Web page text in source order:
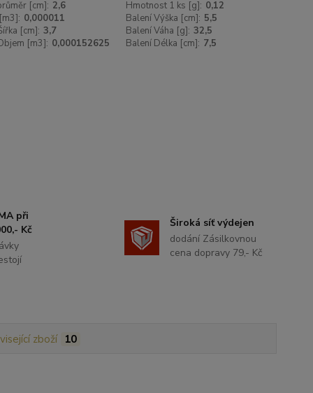
[cm]: 2,6 Hmotnost 1 ks [g]: 0,12
0,000011 Balení Výška [cm]: 5,5
[cm]: 3,7 Balení Váha [g]: 32,5
[m3]: 0,000152625 Balení Délka [cm]: 7,5
při
Kč
Široká síť výdejen
dodání Zásilkovnou
cena dopravy 79,- Kč
zboží 10